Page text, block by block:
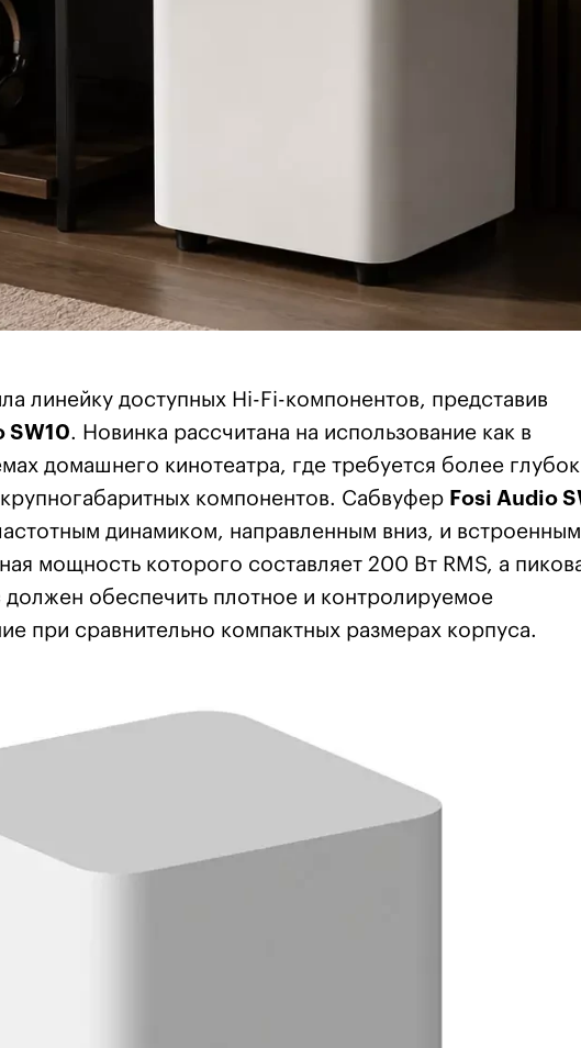
линейку доступных Hi-Fi-компонентов, представив
SW10. Новинка рассчитана на использование как в
домашнего кинотеатра, где требуется более
компонентов. Сабвуфер Fosi Audio
динамиком, направленным вниз, и встроенным
мощность которого составляет 200 Вт RMS, а
должен обеспечить плотное и контролируемое
при сравнительно компактных размерах корпуса.